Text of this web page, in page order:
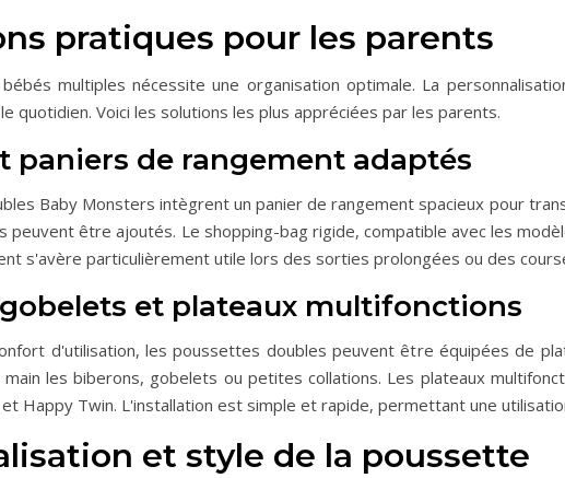
pratiques pour les parents
multiples nécessite une organisation optimale. La
quotidien. Voici les solutions les plus appréciées par les parents.
paniers de rangement adaptés
Baby Monsters intègrent un panier de rangement spacieux pour
peuvent être ajoutés. Le shopping-bag rigide, compatible avec les
s'avère particulièrement utile lors des sorties prolongées ou des
et plateaux multifonctions
d'utilisation, les poussettes doubles peuvent être équipées de
les biberons, gobelets ou petites collations. Les plateaux
Happy Twin. L'installation est simple et rapide, permettant une
et style de la poussette